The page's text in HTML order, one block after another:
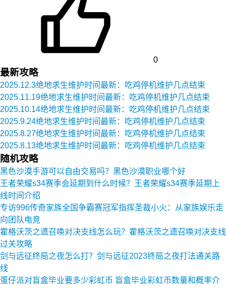
0
最新攻略
2025.12.3绝地求生维护时间最新：吃鸡停机维护几点结束
2025.11.19绝地求生维护时间最新：吃鸡停机维护几点结束
2025.10.14绝地求生维护时间最新：吃鸡停机维护几点结束
2025.9.24绝地求生维护时间最新：吃鸡停机维护几点结束
2025.8.27绝地求生维护时间最新：吃鸡停机维护几点结束
2025.8.13绝地求生维护时间最新：吃鸡停机维护几点结束
随机攻略
黑色沙漠手游可以自由交易吗？黑色沙漠职业哪个好
王者荣耀s34赛季会延期到什么时候？王者荣耀s34赛季延期上
线时间介绍
专访996传奇家族全国争霸赛冠军指挥圣裁小火：从家族娱乐走
向团队电竞
霍格沃茨之遗召唤对决支线怎么玩？霍格沃茨之遗召唤对决支线
过关攻略
剑与远征终局之夜怎么打？剑与远征2023终局之夜打法通关路
线
蛋仔派对盲盒毕业要多少彩虹币 盲盒毕业彩虹币数量和概率介